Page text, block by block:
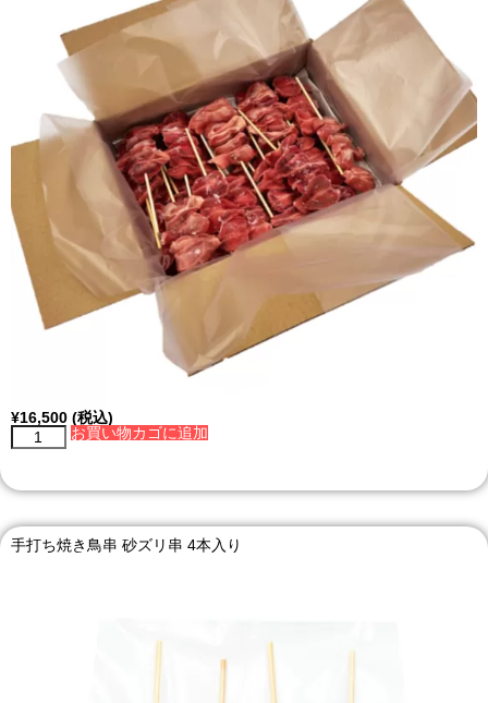
¥16,500 (税込)
お買い物カゴに追加
手打ち焼き鳥串 砂ズリ串 4本入り